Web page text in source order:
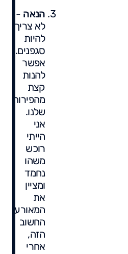
הנאה -
לא צריך
להיות
סגפנים.
אפשר
להנות
קצת
מהפירות
שלנו.
אני
הייתי
רוכש
משהו
נחמד
ומציין
את
המאורע
החשוב
הזה,
אחרי